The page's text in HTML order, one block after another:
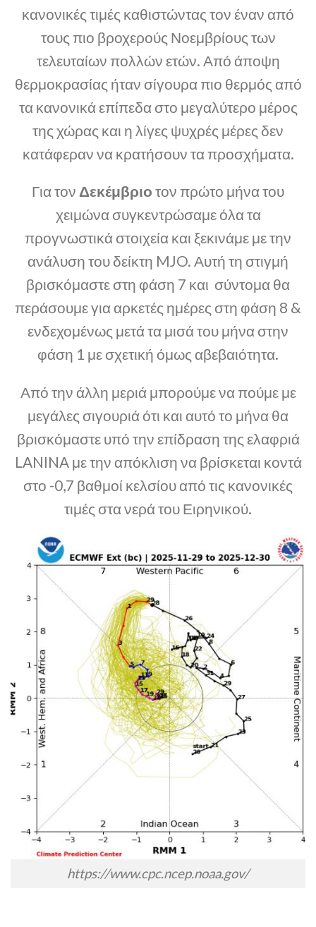
κανονικές τιμές καθιστώντας τον έναν από
τους πιο βροχερούς Νοεμβρίους των
τελευταίων πολλών ετών. Από άποψη
θερμοκρασίας ήταν σίγουρα πιο θερμός από
τα κανονικά επίπεδα στο μεγαλύτερο μέρος
της χώρας και η λίγες ψυχρές μέρες δεν
κατάφεραν να κρατήσουν τα προσχήματα.
Για τον Δεκέμβριο τον πρώτο μήνα του
χειμώνα συγκεντρώσαμε όλα τα
προγνωστικά στοιχεία και ξεκινάμε με την
ανάλυση του δείκτη MJO. Αυτή τη στιγμή
βρισκόμαστε στη φάση 7 και σύντομα θα
περάσουμε για αρκετές ημέρες στη φάση 8 &
ενδεχομένως μετά τα μισά του μήνα στην
φάση 1 με σχετική όμως αβεβαιότητα.
Από την άλλη μεριά μπορούμε να πούμε με
μεγάλες σιγουριά ότι και αυτό το μήνα θα
βρισκόμαστε υπό την επίδραση της ελαφριά
LANINA με την απόκλιση να βρίσκεται κοντά
στο -0,7 βαθμοί κελσίου από τις κανονικές
τιμές στα νερά του Ειρηνικού.
https://www.cpc.ncep.noaa.gov/